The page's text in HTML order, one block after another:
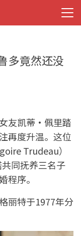
多竟然还没
友凯蒂·佩里踏
再度升温。这位
Trudeau）
同抚养三名子
程序。
丽特于1977年分